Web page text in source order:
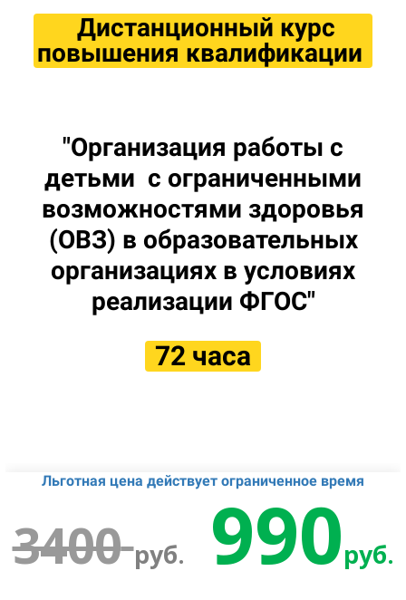
Дистанционный курс
повышения квалификации
"Организация работы с
детьми с ограниченными
возможностями здоровья
(ОВЗ) в образовательных
организациях в условиях
реализации ФГОС"
72 часа
Льготная цена действует ограниченное время
3400 руб. 990руб.